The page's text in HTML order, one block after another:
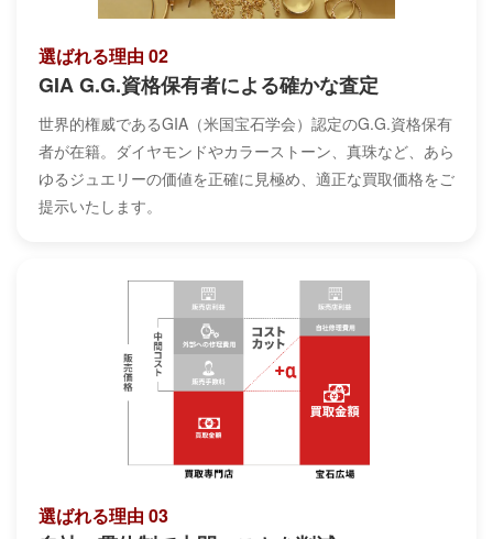
選ばれる理由 02
GIA G.G.資格保有者による確かな査定
世界的権威であるGIA（米国宝石学会）認定のG.G.資格保有
者が在籍。ダイヤモンドやカラーストーン、真珠など、あら
ゆるジュエリーの価値を正確に見極め、適正な買取価格をご
提示いたします。
選ばれる理由 03